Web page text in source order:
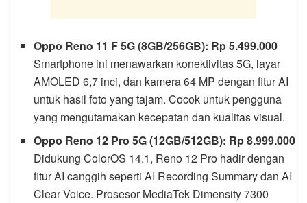
Oppo Reno 11 F 5G (8GB/256GB): Rp 5.499.000
Smartphone ini menawarkan konektivitas 5G, layar
AMOLED 6,7 inci, dan kamera 64 MP dengan fitur AI
untuk hasil foto yang tajam. Cocok untuk pengguna
yang mengutamakan kecepatan dan kualitas visual.
Oppo Reno 12 Pro 5G (12GB/512GB): Rp 8.999.000
Didukung ColorOS 14.1, Reno 12 Pro hadir dengan
fitur AI canggih seperti AI Recording Summary dan AI
Clear Voice. Prosesor MediaTek Dimensity 7300